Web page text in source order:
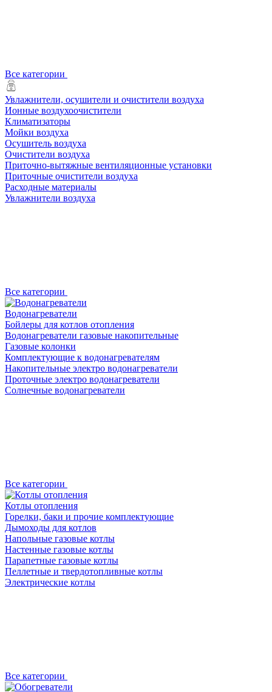
Все категории
Увлажнители, осушители и очистители воздуха
Ионные воздухоочистители
Климатизаторы
Мойки воздуха
Осушитель воздуха
Очистители воздуха
Приточно-вытяжные вентиляционные установки
Приточные очистители воздуха
Расходные материалы
Увлажнители воздуха
Все категории
Водонагреватели
Бойлеры для котлов отопления
Водонагреватели газовые накопительные
Газовые колонки
Комплектующие к водонагревателям
Накопительные электро водонагреватели
Проточные электро водонагреватели
Солнечные водонагреватели
Все категории
Котлы отопления
Горелки, баки и прочие комплектующие
Дымоходы для котлов
Напольные газовые котлы
Настенные газовые котлы
Парапетные газовые котлы
Пеллетные и твердотопливные котлы
Электрические котлы
Все категории